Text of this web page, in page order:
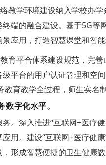
教学环境建设纳入学校办
端的融合建设。基于5G
应用，打造智慧课堂和智
育平合体系建设规范，完
平台的用户认证管理和空
育教学全过程，师生实名
数字化水平。
务。深入推进“互联网+医疗
用。建设“互联网+医疗健
形成智慧便捷的卫生健康